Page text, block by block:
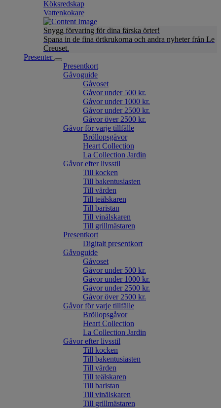
Köksredskap
Vattenkokare
Snygg förvaring för dina färska örter!
Spana in de fina örtkrukorna och andra nyheter från Le
Creuset.
Presenter
Presentkort
Gåvoguide
Gåvoset
Gåvor under 500 kr.
Gåvor under 1000 kr.
Gåvor under 2500 kr.
Gåvor över 2500 kr.
Gåvor för varje tillfälle
Bröllopsgåvor
Heart Collection
La Collection Jardin
Gåvor efter livsstil
Till kocken
Till bakentusiasten
Till värden
Till teälskaren
Till baristan
Till vinälskaren
Till grillmästaren
Presentkort
Digitalt presentkort
Gåvoguide
Gåvoset
Gåvor under 500 kr.
Gåvor under 1000 kr.
Gåvor under 2500 kr.
Gåvor över 2500 kr.
Gåvor för varje tillfälle
Bröllopsgåvor
Heart Collection
La Collection Jardin
Gåvor efter livsstil
Till kocken
Till bakentusiasten
Till värden
Till teälskaren
Till baristan
Till vinälskaren
Till grillmästaren